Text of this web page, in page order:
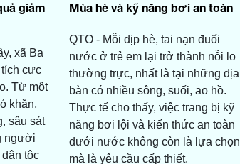
giảm
xã Ba
cực
Từ một
khăn,
sâu sát
người
tộc
Mùa hè và kỹ năng bơi an toàn
QTO - Mỗi dịp hè, tai nạn đuối
nước ở trẻ em lại trở thành nỗi lo
thường trực, nhất là tại những địa
bàn có nhiều sông, suối, ao hồ.
Thực tế cho thấy, việc trang bị kỹ
năng bơi lội và kiến thức an toàn
dưới nước không còn là lựa chọn
mà là yêu cầu cấp thiết.